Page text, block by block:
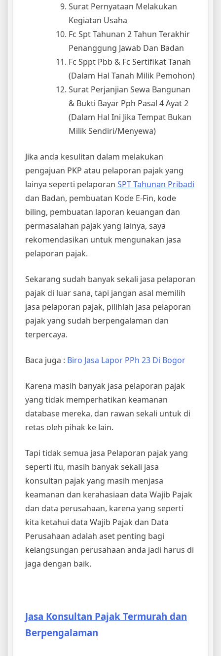
Surat Pernyataan Melakukan
Kegiatan Usaha
Fc Spt Tahunan 2 Tahun Terakhir
Penanggung Jawab Dan Badan
Fc Sppt Pbb & Fc Sertifikat Tanah
(Dalam Hal Tanah Milik Pemohon)
Surat Perjanjian Sewa Bangunan
& Bukti Bayar Pph Pasal 4 Ayat 2
(Dalam Hal Ini Jika Tempat Bukan
Milik Sendiri/Menyewa)
Jika anda kesulitan dalam melakukan
pengajuan PKP atau pelaporan pajak yang
lainya seperti pelaporan SPT Tahunan Pribadi
dan Badan, pembuatan Kode E-Fin, kode
biling, pembuatan laporan keuangan dan
permasalahan pajak yang lainya, saya
rekomendasikan untuk mengunakan jasa
pelaporan pajak.
Sekarang sudah banyak sekali jasa pelaporan
pajak di luar sana, tapi jangan asal memilih
jasa pelaporan pajak, pilihlah jasa pelaporan
pajak yang sudah berpengalaman dan
terpercaya.
Baca juga : Biro Jasa Lapor PPh 23 Di Bogor
Karena masih banyak jasa pelaporan pajak
yang tidak memperhatikan keamanan
database mereka, dan rawan sekali untuk di
retas oleh pihak ke lain.
Tapi tidak semua jasa Pelaporan pajak yang
seperti itu, masih banyak sekali jasa
konsultan pajak yang masih menjasa
keamanan dan kerahasiaan data Wajib Pajak
dan data perusahaan, karena yang seperti
kita ketahui data Wajib Pajak dan Data
Perusahaan adalah aset penting bagi
kelangsungan perusahaan anda jadi harus di
jaga dengan baik.
Jasa Konsultan Pajak Termurah dan
Berpengalaman